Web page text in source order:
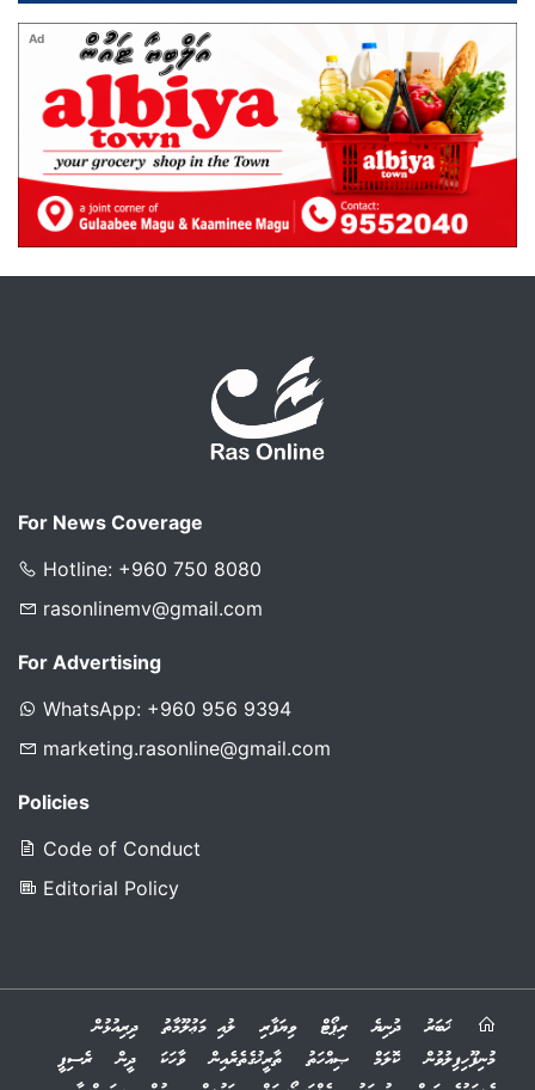
Ad
For News Coverage
Hotline: +960 750 8080
rasonlinemv@gmail.com
For Advertising
WhatsApp: +960 956 9394
marketing.rasonline@gmail.com
Policies
Code of Conduct
Editorial Policy
ޚަބަރު ދުނިޔެ ރިޕޯޓް ވިޔަފާރި ލުއި މަޢުލޫމާތު
ދިރިއުޅުން
މުނިފޫހިފިލުވުން
ކޮލަމް ޞިއްހަތު ތާރީޚުގެތެރެއިން ވާހަކަ ދީން
ރެސިޕީ